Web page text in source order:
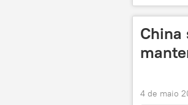
navio
China
4 de maio